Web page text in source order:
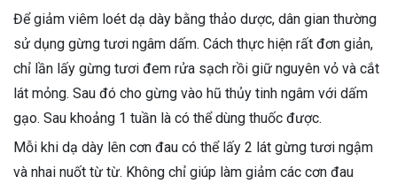
Để giảm viêm loét dạ dày bằng thảo dược, dân gian thường
sử dụng gừng tươi ngâm dấm. Cách thực hiện rất đơn giản,
chỉ lần lấy gừng tươi đem rửa sạch rồi giữ nguyên vỏ và cắt
lát mỏng. Sau đó cho gừng vào hũ thủy tinh ngâm với dấm
gạo. Sau khoảng 1 tuần là có thể dùng thuốc được.
Mỗi khi dạ dày lên cơn đau có thể lấy 2 lát gừng tươi ngậm
và nhai nuốt từ từ. Không chỉ giúp làm giảm các cơn đau